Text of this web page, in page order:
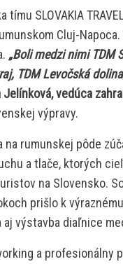
tímu SLOVAKIA
Cluj-
„Boli medzi nimi TDM
TDM Levočská
Jelínková, vedúca
výpravy.
na rumunskej pôde
a tlače, ktorých
na Slovensko.
prišlo k
výstavba diaľnice
a profesionálny